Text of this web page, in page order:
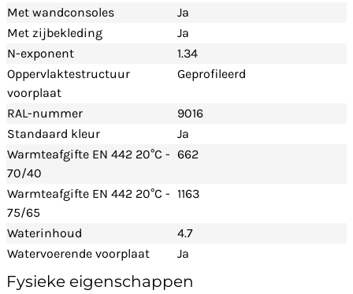
Met wandconsoles
Ja
Met zijbekleding
Ja
N-exponent
1.34
Oppervlaktestructuur
voorplaat
Geprofileerd
RAL-nummer
9016
Standaard kleur
Ja
Warmteafgifte EN 442 20°C -
70/40
662
Warmteafgifte EN 442 20°C -
75/65
1163
Waterinhoud
4.7
Watervoerende voorplaat
Ja
Fysieke eigenschappen